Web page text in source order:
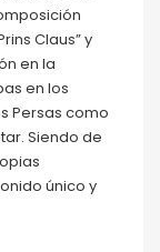
Claus” y
en la
en los
Persas como
Siendo de
único y